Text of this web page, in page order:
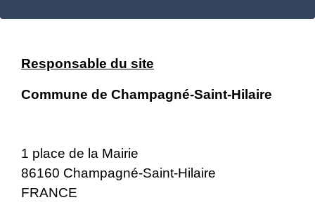
Responsable du site
Commune de Champagné-Saint-Hilaire
1 place de la Mairie
86160 Champagné-Saint-Hilaire
FRANCE